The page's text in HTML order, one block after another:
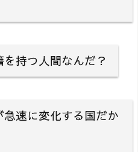
持つ人間なんだ？
速に変化する国だか